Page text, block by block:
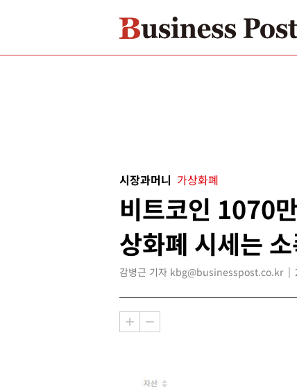
시장과머니 가상화폐
비트코인 1070
상화폐 시세는
감병근 기자 kbg@businesspost.co.kr